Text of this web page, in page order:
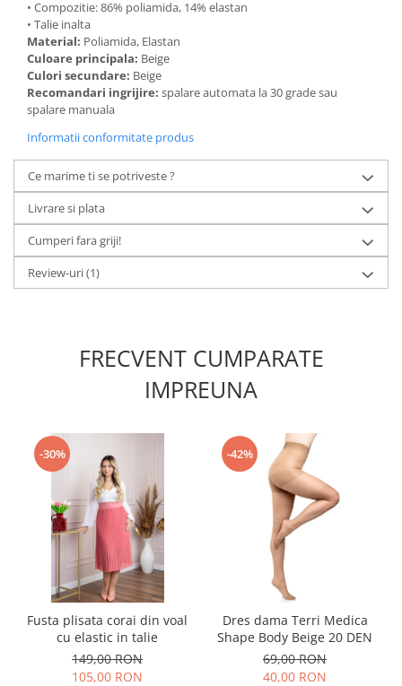
• Compozitie: 86% poliamida, 14% elastan
• Talie inalta
Material: Poliamida, Elastan
Culoare principala: Beige
Culori secundare: Beige
Recomandari ingrijire: spalare automata la 30 grade sau
spalare manuala
Informatii conformitate produs
Ce marime ti se potriveste ?
Livrare si plata
Cumperi fara griji!
Review-uri(1)
FRECVENT CUMPARATE
IMPREUNA
-30%
Fusta plisata corai din voal
cu elastic in talie
149,00 RON
105,00 RON
-42%
Dres dama Terri Medica
Shape Body Beige 20 DEN
69,00 RON
40,00 RON